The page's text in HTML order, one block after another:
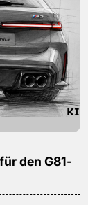
den G81-